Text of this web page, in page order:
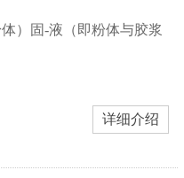
）固-液（即粉体与胶浆
详细介绍